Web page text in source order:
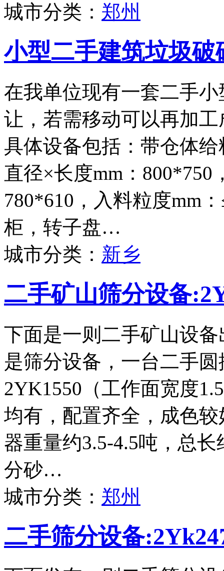
城市分类： 郑州
小型二手建筑垃圾破
在我单位现有一套二手
让，若需移动可以再加
具体设备包括：带仓体
直径×长度mm：
780*610，入料粒度mm
柜，转子盘…
城市分类： 新乡
二手矿山筛分设备
下面是一则二手矿山设
是筛分设备，一台二手
2YK1550（工作面宽度
均有，配置齐全，成色
器重量约3.5-4.5吨，总
分砂…
城市分类： 郑州
二手筛分设备